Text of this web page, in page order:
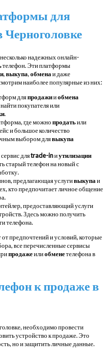
для
Черноголовке
надежных онлайн-
телефон. Эти платформы
,выкупа,обменаи даже
наиболее популярные из них:
дляпродажииобмена
покупателя или
.
где можнопродатьили
и большое количество
выбором длявыкупа
дляtrade-inиутилизации
старый телефон на новый с
предлагающая услугивыкупаи
кто предпочитает личное общение
предоставляющий услуги
Здесь можно получить
телефона.
предпочтений и условий, которые
все перечисленные сервисы
продажеилиобменетелефона в
к продаже в
необходимо провести
устройство к продаже. Это
но и защитить личные данные.